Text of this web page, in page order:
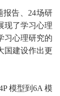
报告、24场研
现了学习心理
习心理研究的
国建设作出更
模型到6A 模